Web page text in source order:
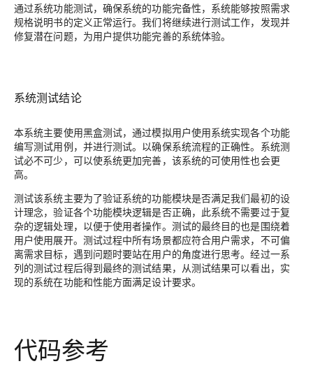
通过系统功能测试，确保系统的功能完备性，系统能够按照需求
规格说明书的定义正常运行。我们将继续进行测试工作，发现并
修复潜在问题，为用户提供功能完善的系统体验。
系统测试结论
本系统主要使用黑盒测试，通过模拟用户使用系统实现各个功能
编写测试用例，并进行测试。以确保系统流程的正确性。系统测
试必不可少，可以使系统更加完善，该系统的可使用性也会更
高。
测试该系统主要为了验证系统的功能模块是否满足我们最初的设
计理念，验证各个功能模块逻辑是否正确，此系统不需要过于复
杂的逻辑处理，以便于使用者操作。测试的最终目的也是围绕着
用户使用展开。测试过程中所有场景都应符合用户需求，不可偏
离需求目标，遇到问题时要站在用户的角度进行思考。经过一系
列的测试过程后得到最终的测试结果，从测试结果可以看出，实
现的系统在功能和性能方面满足设计要求。
代码参考